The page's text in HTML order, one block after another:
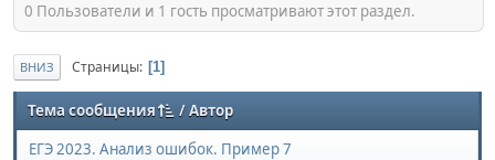
0 Пользователи и 1 гость просматривают этот раздел.
ВНИЗ Страницы 1
Тема сообщения /Автор
ЕГЭ 2023. Анализ ошибок. Пример 7